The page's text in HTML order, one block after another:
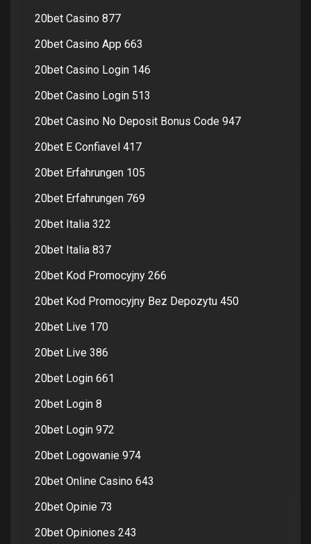
20bet Casino 877
20bet Casino App 663
20bet Casino Login 146
20bet Casino Login 513
20bet Casino No Deposit Bonus Code 947
20bet E Confiavel 417
20bet Erfahrungen 105
20bet Erfahrungen 769
20bet Italia 322
20bet Italia 837
20bet Kod Promocyjny 266
20bet Kod Promocyjny Bez Depozytu 450
20bet Live 170
20bet Live 386
20bet Login 661
20bet Login 8
20bet Login 972
20bet Logowanie 974
20bet Online Casino 643
20bet Opinie 73
20bet Opiniones 243